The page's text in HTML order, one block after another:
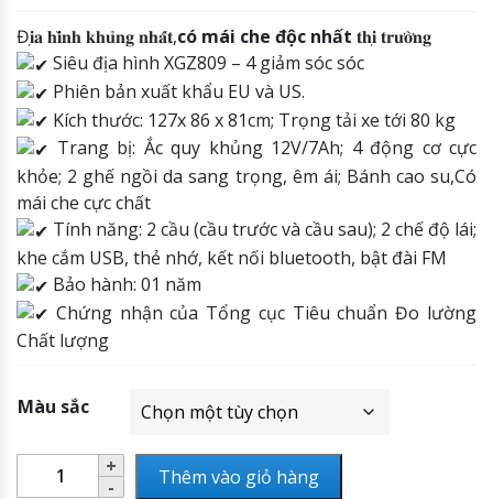
Đ𝐢̣𝐚 𝐡𝐢̀𝐧𝐡 𝐤𝐡𝐮̉𝐧𝐠 𝐧𝐡𝐚̂́𝐭,có mái che độc nhất 𝐭𝐡𝐢̣ 𝐭𝐫𝐮̛𝐨̛̀𝐧𝐠
Siêu địa hình XGZ809 – 4 giảm sóc sóc
Phiên bản xuất khẩu EU và US.
Kích thước: 127x 86 x 81cm; Trọng tải xe tới 80 kg
Trang bị: Ắc quy khủng 12V/7Ah; 4 động cơ cực
khỏe; 2 ghế ngồi da sang trọng, êm ái; Bánh cao su,Có
mái che cực chất
Tính năng: 2 cầu (cầu trước và cầu sau); 2 chế độ lái;
khe cắm USB, thẻ nhớ, kết nối bluetooth, bật đài FM
Bảo hành: 01 năm
Chứng nhận của Tổng cục Tiêu chuẩn Đo lường
Chất lượng
Màu sắc
Thêm vào giỏ hàng